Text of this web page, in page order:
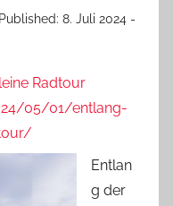
Published: 8. Juli 2024 -
Radtour
05/01/entlang-
Entlan
g der